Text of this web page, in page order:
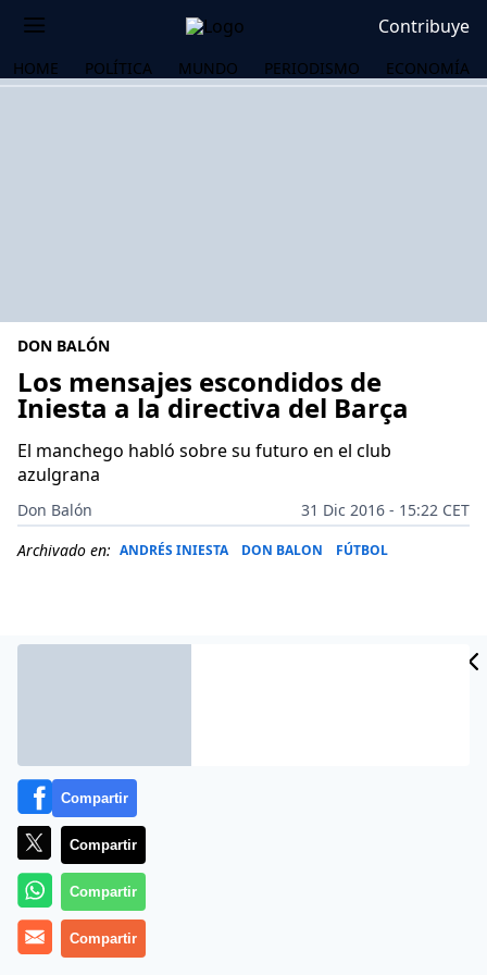
Contribuye
HOME POLÍTICA MUNDO PERIODISMO ECONOMÍA
DON BALÓN
Los mensajes escondidos de
Iniesta a la directiva del Barça
El manchego habló sobre su futuro en el club
azulgrana
Don Balón
31 Dic 2016 - 15:22 CET
Archivado en: ANDRÉS INIESTA DON BALON FÚTBOL
Andrés Iniesta tiene claro que quiere acabar su
carrera en el Barcelona. El manchego es feliz en el club
y espera el momento de poder cerrar al fin su
Compartir
Compartir
Compartir
Compartir